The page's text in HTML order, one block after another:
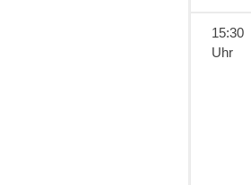
15:30
Uhr